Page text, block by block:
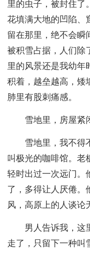
里的虫子，被封住了
花填满大地的凹陷、
留在那里，绝不会瞬
被积雪占据，人们除
里的风景还是我幼年
积着，越垒越高，矮
肺里有股刺痛感。
雪地里，房屋紧
雪地里，我不得
叫极光的咖啡馆。老
轻时出过一次远门。
了，多得让人厌倦。
风，高原上的人谈论
男人告诉我，这
走了，只留下一种叫